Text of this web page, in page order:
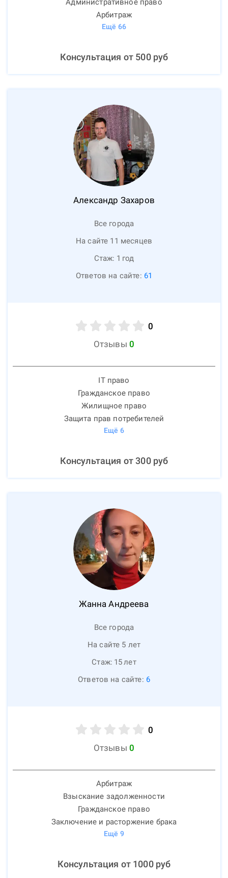
Административное право
Арбитраж
Ещё 66
Консультация от 500руб
Александр Захаров
Все города
На сайте 11 месяцев
Стаж: 1 год
Ответов на сайте: 61
0
Отзывы 0
IT право
Гражданское право
Жилищное право
Защита прав потребителей
Ещё 6
Консультация от300руб
Жанна Андреева
Все города
На сайте 5 лет
Стаж: 15лет
Ответов на сайте: 6
0
Отзывы 0
Арбитраж
Взыскание задолженности
Гражданское право
Заключение и расторжение брака
Ещё 9
Консультация от 1000руб